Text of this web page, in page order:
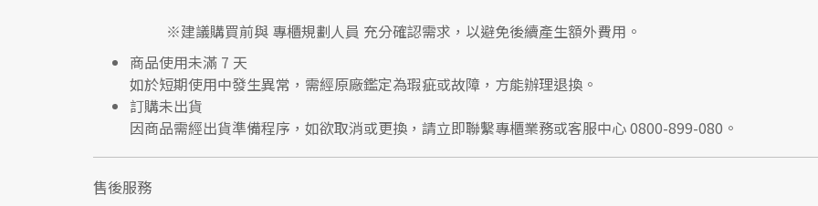
※建議購買前與 專櫃規劃人員 充分確認需求，以避免後續產生額外費用。
商品使用未滿 7 天
如於短期使用中發生異常，需經原廠鑑定為瑕疵或故障，方能辦理退換。
訂購未出貨
因商品需經出貨準備程序，如欲取消或更換，請立即聯繫專櫃業務或客服中心 0800-899-080 。
售後服務